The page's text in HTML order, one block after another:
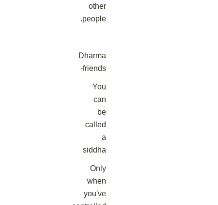
other
people.
Dharma
friends-
You
can
be
called
a
siddha
Only
when
you've